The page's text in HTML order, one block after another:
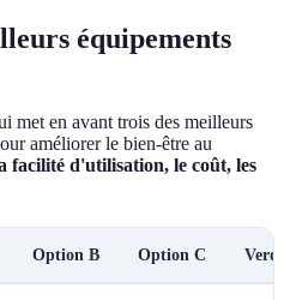
équipements
met en avant trois des meilleurs
améliorer le bien-être au
facilité d'utilisation, le coût, les
Option B Option C